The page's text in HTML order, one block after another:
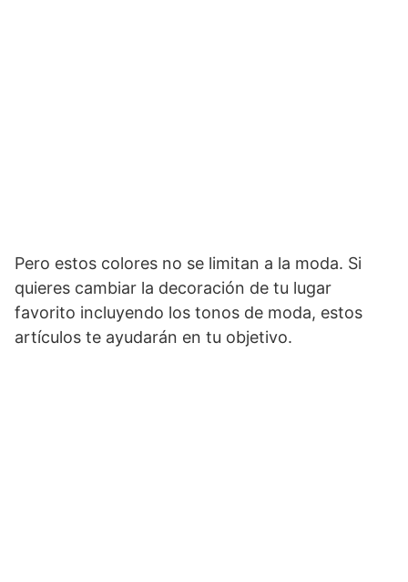
Pero estos colores no se limitan a la moda. Si
quieres cambiar la decoración de tu lugar
favorito incluyendo los tonos de moda, estos
artículos te ayudarán en tu objetivo.